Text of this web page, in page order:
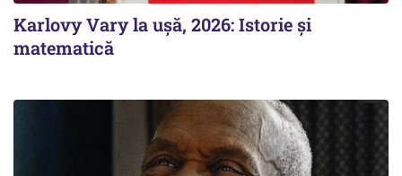
Karlovy Vary la ușă, 2026: Istorie și
matematică